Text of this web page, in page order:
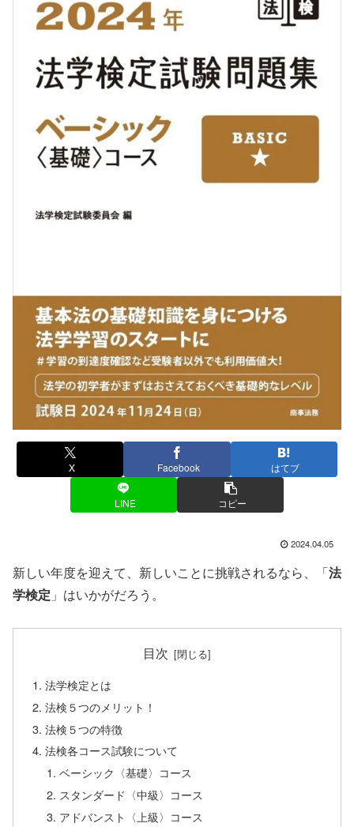
X Facebook はてブ
LINE コピー
2024.04.05
新しい年度を迎えて、新しいことに挑戦されるなら、「法
学検定 」はいかがだろう。
目次
法学検定とは
法検５つのメリット！
法検５つの特徴
法検各コース試験について
ベーシック〈基礎〉コース
スタンダード〈中級〉コース
アドバンスト〈上級〉コース